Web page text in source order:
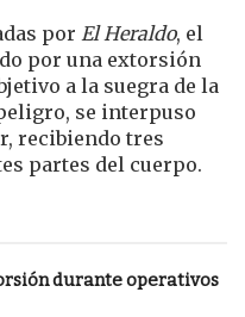
por El Heraldo, el
por una extorsión
a la suegra de la
se interpuso
recibiendo tres
partes del cuerpo.
durante operativos